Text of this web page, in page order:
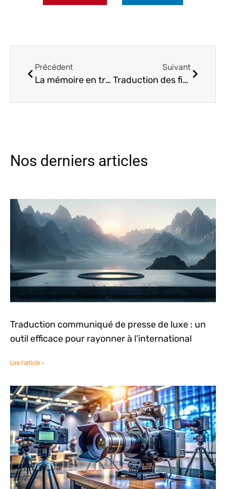
Précédent
La mémoire en traduction technique : un outil qui vous veut du bien
Suivant
Traduction des fiches de données de sécurité (FDS) : 6 points clés à connaître
Nos derniers articles
Traduction communiqué de presse de luxe : un
outil efficace pour rayonner à l’international
Lire l'article »